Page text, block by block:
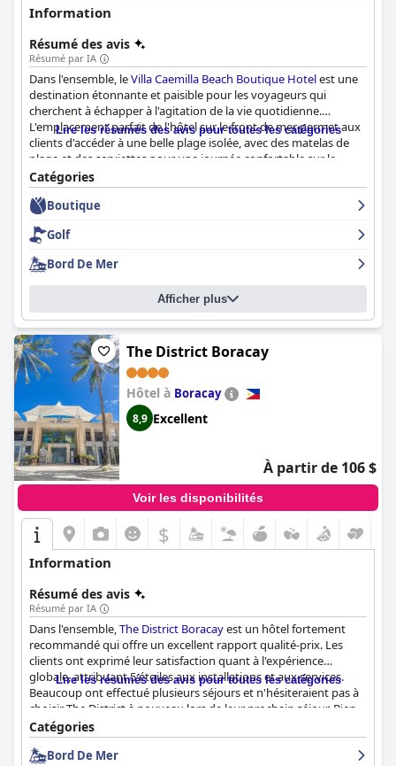
Information
Résumé des avis
Résumé par IA
Dans l'ensemble, leVilla Caemilla Beach Boutique Hotelest une
destination étonnante et paisible pour les voyageurs qui
cherchent à échapper à l'agitation de la vie quotidienne.
L'emplacement parfait de l'hôtel sur le front de mer permet aux
clients d'accéder à une belle plage isolée, avec des matelas de
plage et des serviettes pour une journée confortable sur le
sable. La zone de plage de l'hôtel est considérée comme la
meilleure de Boracay, avec une nourriture et des boissons
délicieuses qui s'accordent avec la vue à couper le souffle sur
l'océan. Les clients peuvent se réveiller au son des vagues et
profiter de vacances parfaites.
Lire les résumés des avis pour toutes les catégories
Catégories
Boutique
Golf
Bord De Mer
Afficher plus
The District Boracay
Hôtel à Boracay
8,9 Excellent
À partir de 106 $
Voir les disponibilités
$
Information
Résumé des avis
Résumé par IA
Dans l'ensemble,The District Boracayest un hôtel fortement
recommandé qui offre un excellent rapport qualité-prix. Les
clients ont exprimé leur satisfaction quant à l'expérience
globale, attribuant 5 étoiles aux installations et aux services.
Beaucoup ont effectué plusieurs séjours et n'hésiteraient pas à
choisir The District à nouveau lors de leur prochain séjour. Bien
que certains clients aient trouvé que l'hôtel avait l'air vieux et
mal entretenu avec des installations limitées, ils ont tout de
même trouvé que c'était un bel hôtel avec un excellent service.
Lire les résumés des avis pour toutes les catégories
Catégories
Bord De Mer